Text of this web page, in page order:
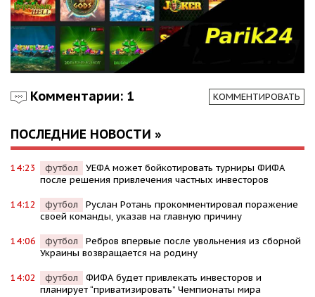
Комментарии: 1 КОММЕНТИРОВАТЬ
ПОСЛЕДНИЕ НОВОСТИ »
14:23 футбол
УЕФА может бойкотировать турниры ФИФА
после решения привлечения частных инвесторов
14:12 футбол
Руслан Ротань прокомментировал поражение
своей команды, указав на главную причину
14:06 футбол
Ребров впервые после увольнения из сборной
Украины возвращается на родину
14:02 футбол
ФИФА будет привлекать инвесторов и
планирует “приватизировать” Чемпионаты мира